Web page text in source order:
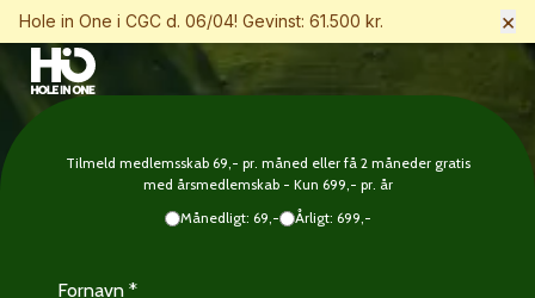
Hole in One i CGC d. 06/04! Gevinst: 61.500 kr. ×
Tilmeld medlemsskab 69,- pr. måned eller få 2 måneder gratis
med årsmedlemskab - Kun 699,- pr. år
Månedligt: 69,-
Årligt: 699,-